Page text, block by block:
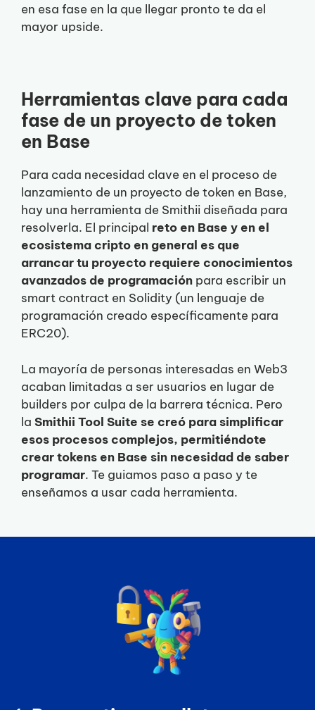
en esa fase en la que llegar pronto te da el
mayor upside.
Herramientas clave para cada
fase de un proyecto de token
en Base
Para cada necesidad clave en el proceso de
lanzamiento de un proyecto de token en Base,
hay una herramienta de Smithii diseñada para
resolverla. El principal reto en Base y en el
ecosistema cripto en general es que
arrancar tu proyecto requiere conocimientos
avanzados de programación para escribir un
smart contract en Solidity (un lenguaje de
programación creado específicamente para
ERC20).
La mayoría de personas interesadas en Web3
acaban limitadas a ser usuarios en lugar de
builders por culpa de la barrera técnica. Pero
la Smithii Tool Suite se creó para simplificar
esos procesos complejos, permitiéndote
crear tokens en Base sin necesidad de saber
programar. Te guiamos paso a paso y te
enseñamos a usar cada herramienta.